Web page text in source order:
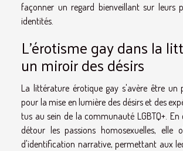
façonner un regard bienveillant sur leurs
identités.
L'érotisme gay dans la
un miroir des désirs
La littérature érotique gay s'avère être un
pour la mise en lumière des désirs et des
tus au sein de la communauté LGBTQ+. En
détour les passions homosexuelles, elle
d'identification narrative, permettant aux